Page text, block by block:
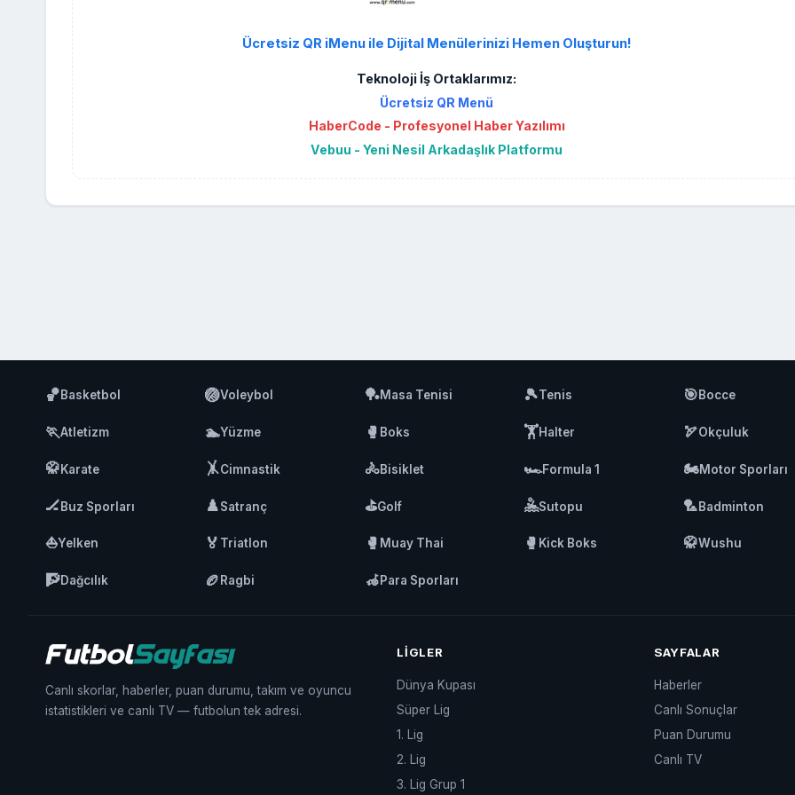
Ücretsiz QR iMenu ile Dijital Menülerinizi Hemen Oluşturun!
Teknoloji İş Ortaklarımız:
Ücretsiz QR Menü
HaberCode - Profesyonel Haber Yazılımı
Vebuu - Yeni Nesil Arkadaşlık Platformu
🏀Basketbol 🏐Voleybol 🏓Masa Tenisi 🎾Tenis 🎯Bocce
🏃Atletizm 🏊Yüzme 🥊 Boks 🏋️Halter 🏹Okçuluk
🥋Karate 🤸Cimnastik 🚴Bisiklet 🏎️Formula 1 🏍️Motor Sporları
🏒Buz Sporları ♟️Satranç ⛳Golf 🤽Sutopu 🏸Badminton
⛵Yelken 🏅 Triatlon 🥊 Muay Thai 🥊 Kick Boks 🥋Wushu
🧗Dağcılık 🏉 Ragbi 🦽Para Sporları
Canlı skorlar, haberler, puan durumu, takım ve oyuncu
istatistikleri ve canlı TV — futbolun tek adresi.
LIGLER
Dünya Kupası
Süper Lig
1. Lig
2. Lig
3. Lig Grup 1
SAYFALAR
Haberler
Canlı Sonuçlar
Puan Durumu
Canlı TV